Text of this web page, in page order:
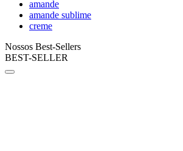
amande
amande sublime
creme
Nossos Best-Sellers
BEST-SELLER